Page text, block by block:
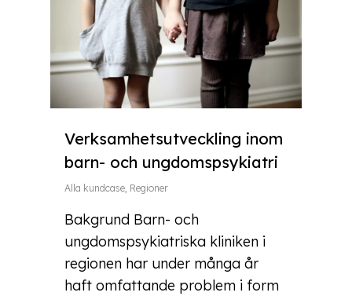
Verksamhetsutveckling inom
barn- och ungdomspsykiatri
Alla kundcase Regioner
Bakgrund Barn- och
ungdomspsykiatriska kliniken i
regionen har under många år
haft omfattande problem i form